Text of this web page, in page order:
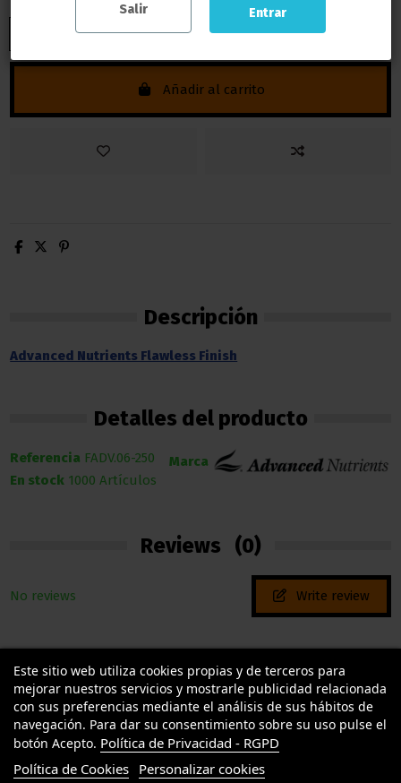
Añadir al carrito
Descripción
Advanced Nutrients Flawless Finish
Detalles del producto
Marca
Referencia FADV.06-250
En stock 1000 Artículos
Reviews (0)
No reviews Write review
TU LLAMAS GROW
Salir Entrar
Este sitio web utiliza cookies propias y de terceros para
mejorar nuestros servicios y mostrarle publicidad relacionada
con sus preferencias mediante el análisis de sus hábitos de
navegación. Para dar su consentimiento sobre su uso pulse el
botón Acepto. Política de Privacidad - RGPD
Política de Cookies Personalizar cookies